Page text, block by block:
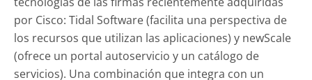
por Cisco: Tidal Software (facilita una perspectiva de
los recursos que utilizan las aplicaciones) y newScale
(ofrece un portal autoservicio y un catálogo de
servicios). Una combinación que integra con un